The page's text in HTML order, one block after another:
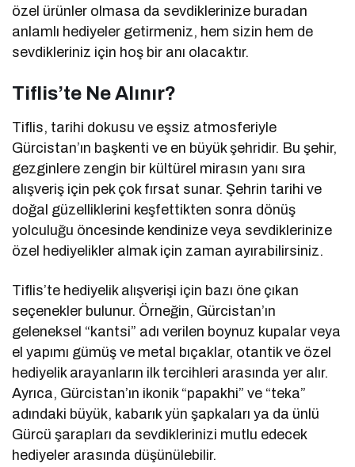
özel ürünler olmasa da sevdiklerinize buradan
anlamlı hediyeler getirmeniz, hem sizin hem de
sevdikleriniz için hoş bir anı olacaktır.
Tiflis’te Ne Alınır?
Tiflis, tarihi dokusu ve eşsiz atmosferiyle
Gürcistan’ın başkenti ve en büyük şehridir. Bu şehir,
gezginlere zengin bir kültürel mirasın yanı sıra
alışveriş için pek çok fırsat sunar. Şehrin tarihi ve
doğal güzelliklerini keşfettikten sonra dönüş
yolculuğu öncesinde kendinize veya sevdiklerinize
özel hediyelikler almak için zaman ayırabilirsiniz.
Tiflis’te hediyelik alışverişi için bazı öne çıkan
seçenekler bulunur. Örneğin, Gürcistan’ın
geleneksel “kantsi” adı verilen boynuz kupalar veya
el yapımı gümüş ve metal bıçaklar, otantik ve özel
hediyelik arayanların ilk tercihleri arasında yer alır.
Ayrıca, Gürcistan’ın ikonik “papakhi” ve “teka”
adındaki büyük, kabarık yün şapkaları ya da ünlü
Gürcü şarapları da sevdiklerinizi mutlu edecek
hediyeler arasında düşünülebilir.